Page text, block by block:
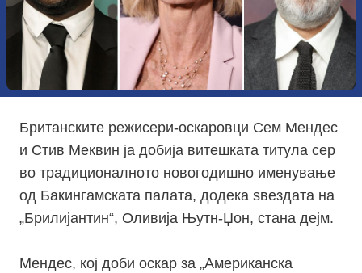
Британските режисери-оскаровци Сем Мендес
и Стив Меквин ја добија витешката титула сер
во традиционалното новогодишно именување
од Бакингамската палата, додека ѕвездата на
„Брилијантин“, Оливија Њутн-Џон, стана дејм.
Мендес, кој доби оскар за „Американска